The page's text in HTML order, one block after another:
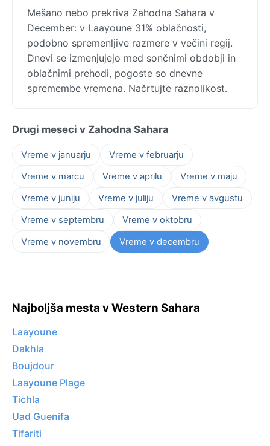
Mešano nebo prekriva Zahodna Sahara v
December: v Laayoune 31% oblačnosti,
podobno spremenljive razmere v večini regij.
Dnevi se izmenjujejo med sončnimi obdobji in
oblačnimi prehodi, pogoste so dnevne
spremembe vremena. Načrtujte raznolikost.
Drugi meseci v Zahodna Sahara
Vreme v januarju
Vreme v februarju
Vreme v marcu
Vreme v aprilu
Vreme v maju
Vreme v juniju
Vreme v juliju
Vreme v avgustu
Vreme v septembru
Vreme v oktobru
Vreme v novembru
Vreme v decembru
Najboljša mesta v Western Sahara
Laayoune
Dakhla
Boujdour
Laayoune Plage
Tichla
Uad Guenifa
Tifariti